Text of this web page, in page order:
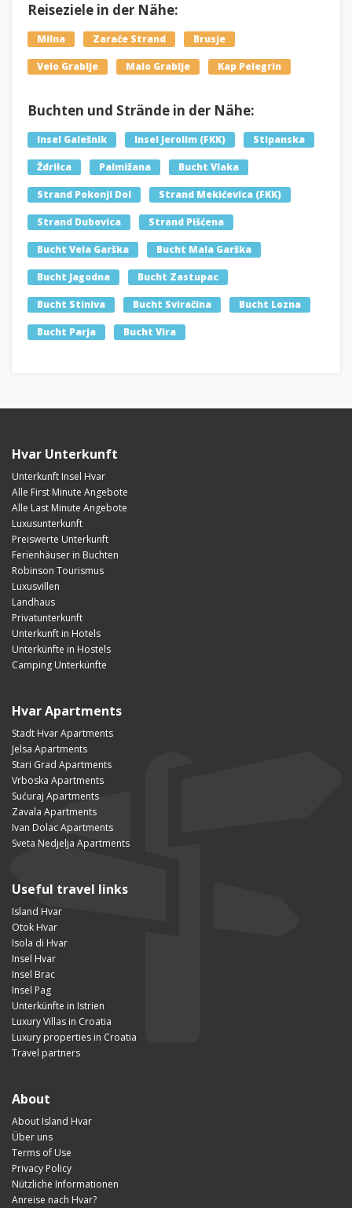
Reiseziele in der Nähe:
Milna Zaraće Strand Brusje
Velo Grablje Malo Grablje Kap Pelegrin
Buchten und Strände in der Nähe:
Insel Galešnik Insel Jerolim (FKK) Stipanska
Ždrilca Palmižana Bucht Vlaka
Strand Pokonji Dol Strand Mekićevica (FKK)
Strand Dubovica Strand Pišćena
Bucht Vela Garška Bucht Mala Garška
Bucht Jagodna Bucht Zastupac
Bucht Stiniva Bucht Sviračina Bucht Lozna
Bucht Parja Bucht Vira
Hvar Unterkunft
Unterkunft Insel Hvar
Alle First Minute Angebote
Alle Last Minute Angebote
Luxusunterkunft
Preiswerte Unterkunft
Ferienhäuser in Buchten
Robinson Tourismus
Luxusvillen
Landhaus
Privatunterkunft
Unterkunft in Hotels
Unterkünfte in Hostels
Camping Unterkünfte
Hvar Apartments
Stadt Hvar Apartments
Jelsa Apartments
Stari Grad Apartments
Vrboska Apartments
Sućuraj Apartments
Zavala Apartments
Ivan Dolac Apartments
Sveta Nedjelja Apartments
Useful travel links
Island Hvar
Otok Hvar
Isola di Hvar
Insel Hvar
Insel Brac
Insel Pag
Unterkünfte in Istrien
Luxury Villas in Croatia
Luxury properties in Croatia
Travel partners
About
About Island Hvar
Über uns
Terms of Use
Privacy Policy
Nützliche Informationen
Anreise nach Hvar?